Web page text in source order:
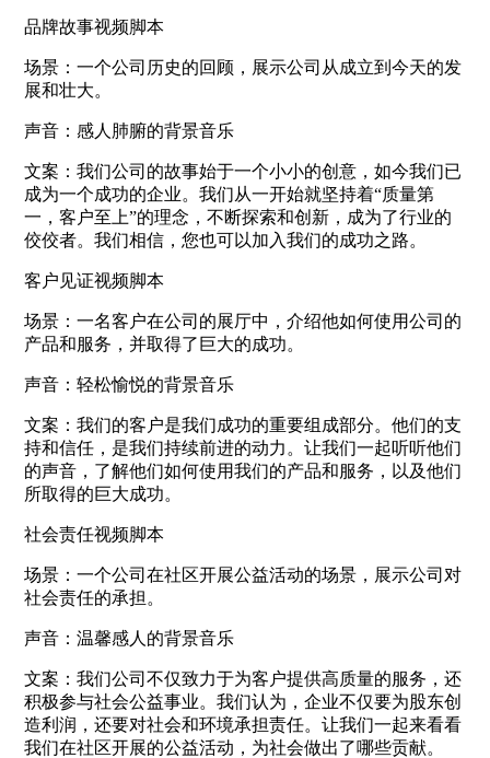
品牌故事视频脚本
场景：一个公司历史的回顾，展示公司从成立到今天的发
展和壮大。
声音：感人肺腑的背景音乐
文案：我们公司的故事始于一个小小的创意，如今我们已
成为一个成功的企业。我们从一开始就坚持着“质量第
一，客户至上”的理念，不断探索和创新，成为了行业的
佼佼者。我们相信，您也可以加入我们的成功之路。
客户见证视频脚本
场景：一名客户在公司的展厅中，介绍他如何使用公司的
产品和服务，并取得了巨大的成功。
声音：轻松愉悦的背景音乐
文案：我们的客户是我们成功的重要组成部分。他们的支
持和信任，是我们持续前进的动力。让我们一起听听他们
的声音，了解他们如何使用我们的产品和服务，以及他们
所取得的巨大成功。
社会责任视频脚本
场景：一个公司在社区开展公益活动的场景，展示公司对
社会责任的承担。
声音：温馨感人的背景音乐
文案：我们公司不仅致力于为客户提供高质量的服务，还
积极参与社会公益事业。我们认为，企业不仅要为股东创
造利润，还要对社会和环境承担责任。让我们一起来看看
我们在社区开展的公益活动，为社会做出了哪些贡献。